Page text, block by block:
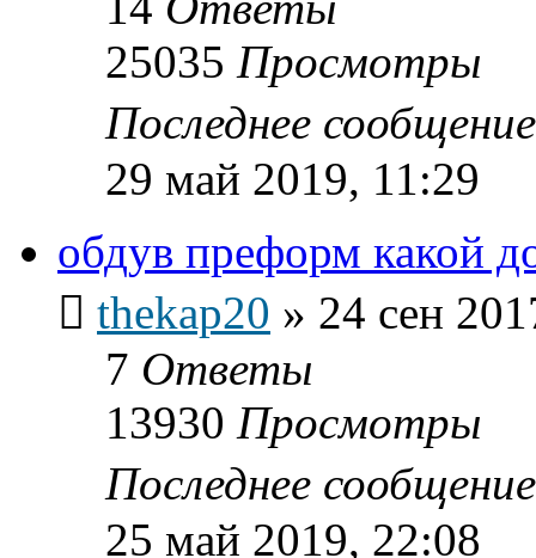
25035 Просмотры
Последнее
29 май 2019, 11:29
обдув преформ какой
thekap20 » 24 сен
7 Ответы
13930 Просмотры
Последнее
25 май 2019, 22:08